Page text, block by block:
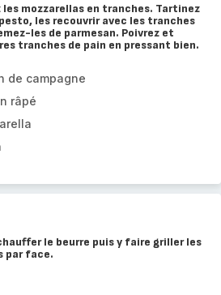
mozzarellas en tranches. Tartinez
les recouvrir avec les tranches
les de parmesan. Poivrez et
tranches de pain en pressant bien.
de campagne
râpé
le beurre puis y faire griller les
par face.